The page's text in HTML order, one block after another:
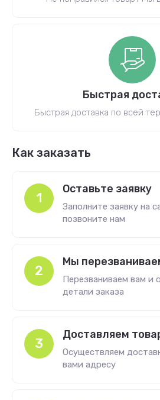
Быстрая
Быстрая доставка по всей
Как заказать
1
Оставьте заявку
Заполните заявку на
позвоните нам
2
Мы
Перезваниваем вам и
детали заказа
3
Доставляем
Осуществляем
вами адресу